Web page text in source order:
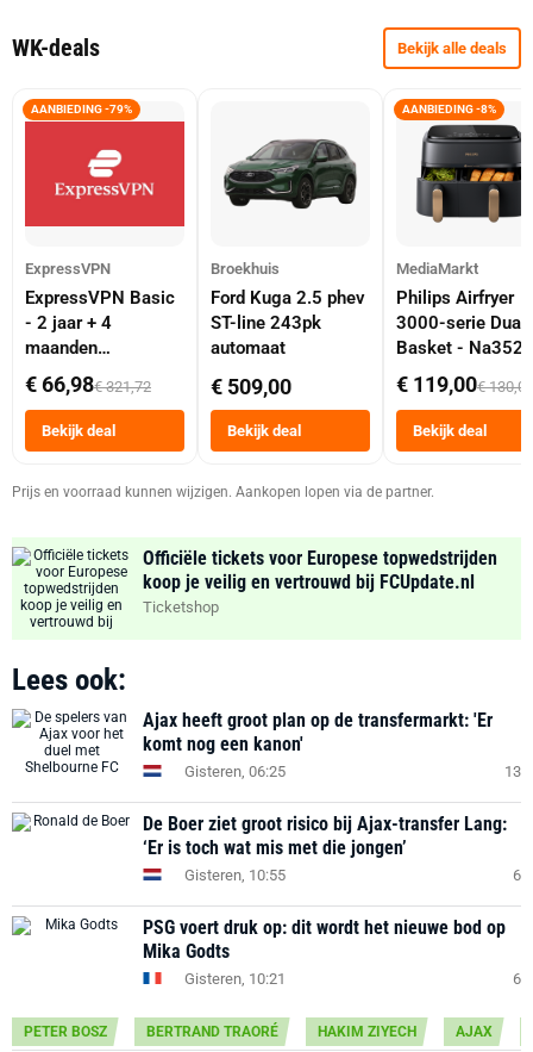
WK-deals Bekijk alle deals
AANBIEDING -79%
ExpressVPN
ExpressVPN Basic
- 2 jaar + 4
maanden
abonnement
€ 66,98€ 321,72
Bekijk deal
Broekhuis
Ford Kuga 2.5 phev
ST-line 243pk
automaat
€ 509,00
Bekijk deal
AANBIEDING -8%
MediaMarkt
Philips Airfryer
3000-serie Dual
Basket -
Dubbele Mand 9
Tot 6 Personen
Heteluchtfriteuse
Zwart
€ 119,00€ 130,00
Bekijk deal
Prijs en voorraad kunnen wijzigen. Aankopen lopen via de partner.
Officiële tickets voor Europese topwedstrijden
koop je veilig en vertrouwd bij FCUpdate.nl
Ticketshop
Lees ook:
Ajax heeft groot plan op de transfermarkt: 'Er
komt nog een kanon'
Gisteren, 06:25 13
De Boer ziet groot risico bij Ajax-transfer Lang:
‘Er is toch wat mis met die jongen’
Gisteren, 10:55 6
PSG voert druk op: dit wordt het nieuwe bod op
Mika Godts
Gisteren, 10:21 6
PETER BOSZ BERTRAND TRAORÉ HAKIM ZIYECH AJAX